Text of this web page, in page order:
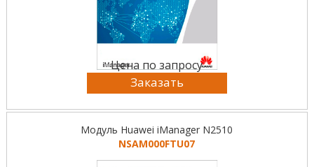
Цена по запросу
Заказать
Модуль Huawei iManager N2510
NSAM000FTU07